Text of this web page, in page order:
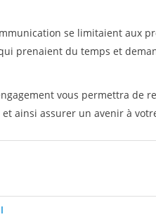
se limitaient aux
prenaient du temps et
vous permettra de
ainsi assurer un avenir à